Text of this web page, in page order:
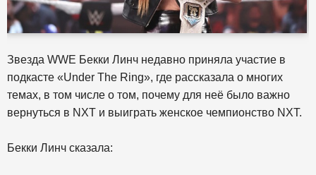
Звезда WWE Бекки Линч недавно приняла участие в
подкасте «Under The Ring», где рассказала о многих
темах, в том числе о том, почему для неё было важно
вернуться в NXT и выиграть женское чемпионство NXT.
Бекки Линч сказала: